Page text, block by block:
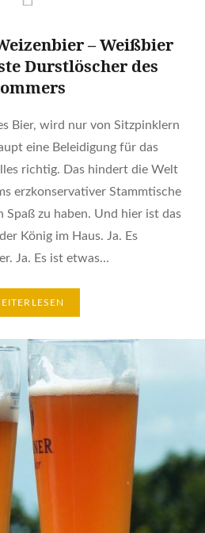
– Weißbier
Durstlöscher des
Bier, wird nur von Sitzpinklern
eine Beleidigung für das
richtig. Das hindert die Welt
erzkonservativer Stammtische
zu haben. Und hier ist das
König im Haus. Ja. Es
Ja. Es ist etwas…